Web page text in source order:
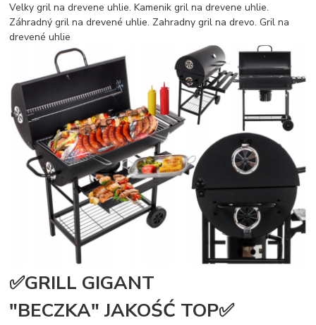
Velky gril na drevene uhlie. Kamenik gril na drevene uhlie.
Záhradný gril na drevené uhlie. Zahradny gril na drevo. Gril na
drevené uhlie
✅GRILL GIGANT
"BECZKA" JAKOŚĆ TOP✅